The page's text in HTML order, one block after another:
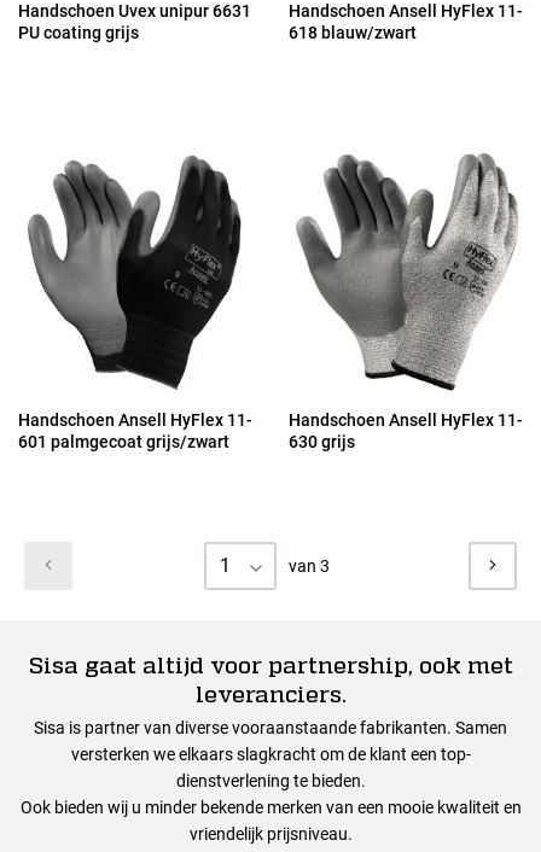
Handschoen Uvex unipur 6631
PU coating grijs
Handschoen Ansell HyFlex 11-
618 blauw/zwart
Handschoen Ansell HyFlex 11-
601 palmgecoat grijs/zwart
Handschoen Ansell HyFlex 11-
630 grijs
1 van 3
Sisa gaat altijd voor partnership, ook met
leveranciers.
Sisa is partner van diverse vooraanstaande fabrikanten. Samen
versterken we elkaars slagkracht om de klant een top-
dienstverlening te bieden.
Ook bieden wij u minder bekende merken van een mooie kwaliteit en
vriendelijk prijsniveau.